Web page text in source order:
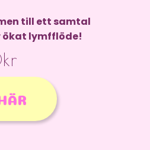
till ett samtal
ökat lymfflöde!